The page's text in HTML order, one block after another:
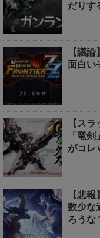
だりす
【議
面白い
【ス
「竜
がコレ
【悲
数少な
ろうな